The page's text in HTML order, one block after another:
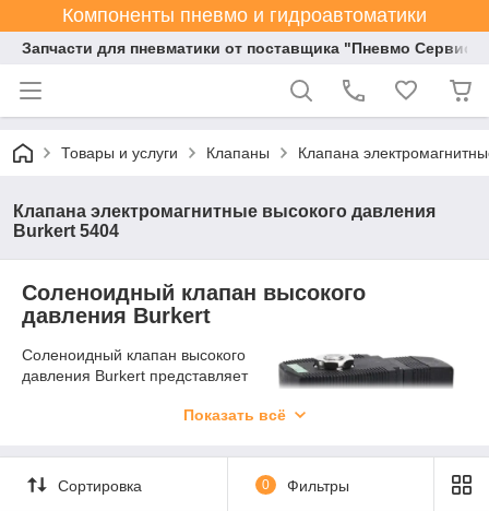
Компоненты пневмо и гидроавтоматики
Запчасти для пневматики от поставщика "Пневмо Сервис
Товары и услуги Клапаны Клапана
Клапана электромагнитные высокого давления
Burkert 5404
Соленоидный клапан высокого
давления Burkert
Соленоидный клапан высокого
давления Burkert представляет
устройство, предназначенное
потоками жидкостей и газов в
условиях повышенных
давлений. Как
Показать всё
Сортировка 0 Фильтры